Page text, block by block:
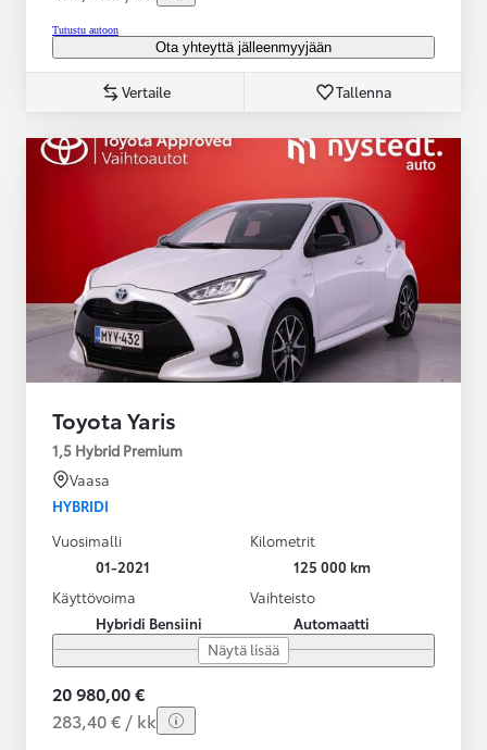
Tutustu autoon
Ota yhteyttä jälleenmyyjään
Vertaile Tallenna
Toyota Yaris
1,5 Hybrid Premium
Vaasa
HYBRIDI
Vuosimalli
01-2021
Kilometrit
125 000 km
Käyttövoima
Hybridi Bensiini
Vaihteisto
Automaatti
Näytä lisää
20 980,00 €
283,40 € / kk